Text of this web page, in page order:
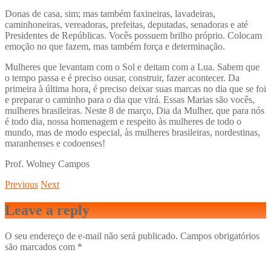
Donas de casa, sim; mas também faxineiras, lavadeiras,
caminhoneiras, vereadoras, prefeitas, deputadas, senadoras e até
Presidentes de Repúblicas. Vocês possuem brilho próprio. Colocam
emoção no que fazem, mas também força e determinação.
Mulheres que levantam com o Sol e deitam com a Lua. Sabem que
o tempo passa e é preciso ousar, construir, fazer acontecer. Da
primeira à última hora, é preciso deixar suas marcas no dia que se foi
e preparar o caminho para o dia que virá. Essas Marias são vocês,
mulheres brasileiras. Neste 8 de março, Dia da Mulher, que para nós
é todo dia, nossa homenagem e respeito às mulheres de todo o
mundo, mas de modo especial, às mulheres brasileiras, nordestinas,
maranhenses e codoenses!
Prof. Wolney Campos
Previous Next
Leave a reply
O seu endereço de e-mail não será publicado. Campos obrigatórios
são marcados com *